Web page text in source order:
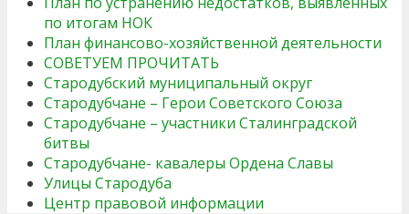
по итогам НОК
План финансово-хозяйственной деятельности
СОВЕТУЕМ ПРОЧИТАТЬ
Стародубский муниципальный округ
Стародубчане – Герои Советского Союза
Стародубчане – участники Сталинградской
битвы
Стародубчане- кавалеры Ордена Славы
Улицы Стародуба
Центр правовой информации